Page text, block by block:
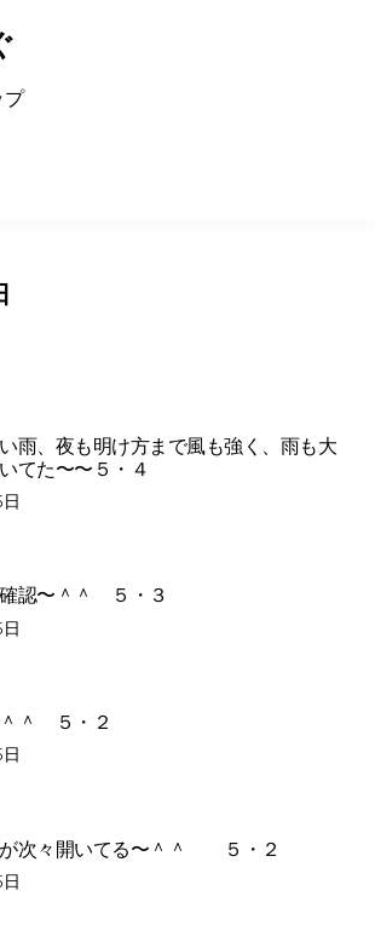
プ
雨、夜も明け方まで風も強く、雨も大
てた〜〜５・４
認〜＾＾ ５・３
＾ ５・２
が次々開いてる〜＾＾ ５・２